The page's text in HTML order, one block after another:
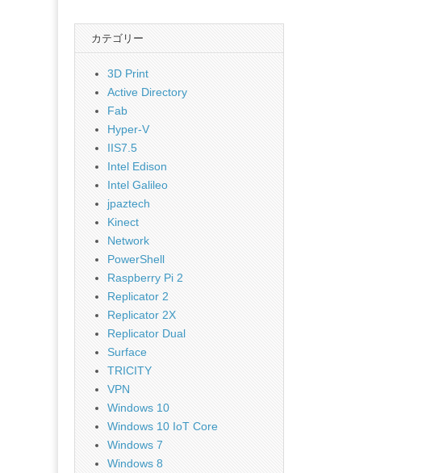
カテゴリー
3D Print
Active Directory
Fab
Hyper-V
IIS7.5
Intel Edison
Intel Galileo
jpaztech
Kinect
Network
PowerShell
Raspberry Pi 2
Replicator 2
Replicator 2X
Replicator Dual
Surface
TRICITY
VPN
Windows 10
Windows 10 IoT Core
Windows 7
Windows 8